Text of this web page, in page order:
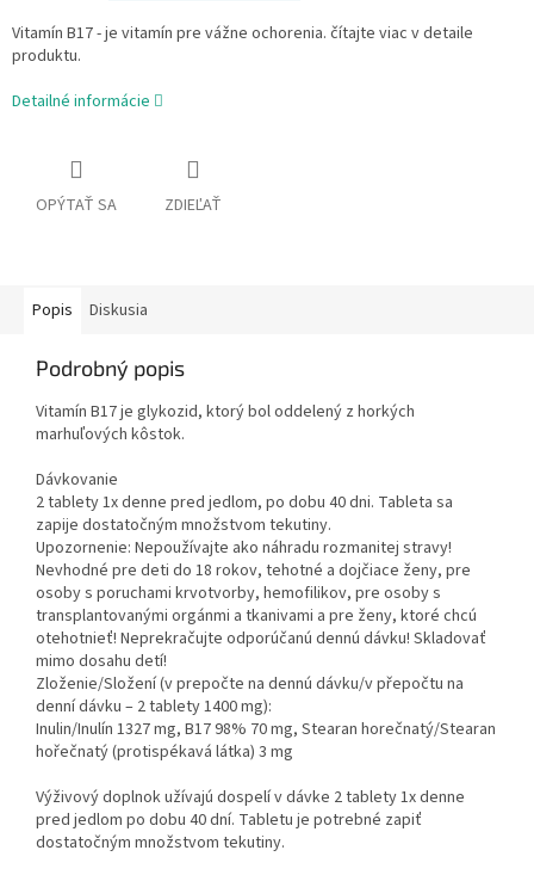
Vitamín B17 - je vitamín pre vážne ochorenia. čítajte viac v detaile
produktu.
Detailné informácie
OPÝTAŤ SA ZDIEĽAŤ
Popis Diskusia
Podrobný popis
Vitamín B17 je glykozid, ktorý bol oddelený z horkých
marhuľových kôstok.
Dávkovanie
2 tablety 1x denne pred jedlom, po dobu 40 dni. Tableta sa
zapije dostatočným množstvom tekutiny.
Upozornenie: Nepoužívajte ako náhradu rozmanitej stravy!
Nevhodné pre deti do 18 rokov, tehotné a dojčiace ženy, pre
osoby s poruchami krvotvorby, hemofilikov, pre osoby s
transplantovanými orgánmi a tkanivami a pre ženy, ktoré chcú
otehotnieť! Neprekračujte odporúčanú dennú dávku! Skladovať
mimo dosahu detí!
Zloženie/Složení (v prepočte na dennú dávku/v přepočtu na
denní dávku – 2 tablety 1400 mg):
Inulin/Inulín 1327 mg, B17 98% 70 mg, Stearan horečnatý/Stearan
hořečnatý (protispékavá látka) 3 mg
Výživový doplnok užívajú dospelí v dávke 2 tablety 1x denne
pred jedlom po dobu 40 dní. Tabletu je potrebné zapiť
dostatočným množstvom tekutiny.